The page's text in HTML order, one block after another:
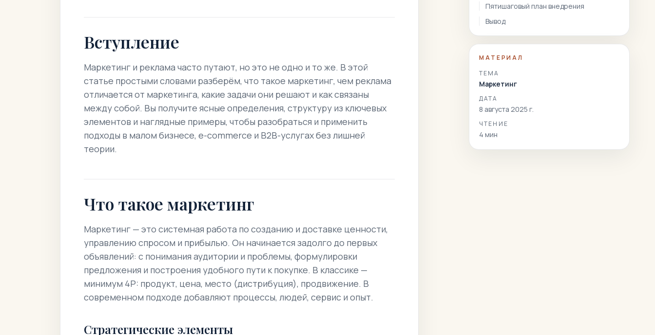
Вступление
Маркетинг и реклама часто путают, но это не одно и то же. В этой
статье простыми словами разберём, что такое маркетинг, чем реклама
отличается от маркетинга, какие задачи они решают и как связаны
между собой. Вы получите ясные определения, структуру из ключевых
элементов и наглядные примеры, чтобы разобраться и применить
подходы в малом бизнесе, e-commerce и B2B-услугах без лишней
теории.
Что такое маркетинг
Маркетинг — это системная работа по созданию и доставке ценности,
управлению спросом и прибылью. Он начинается задолго до первых
объявлений: с понимания аудитории и проблемы, формулировки
предложения и построения удобного пути к покупке. В классике —
минимум 4P: продукт, цена, место (дистрибуция), продвижение. В
современном подходе добавляют процессы, людей, сервис и опыт.
Стратегические элементы
Пятишаговый план внедрения
Вывод
МАТЕРИАЛ
ТЕМА
Маркетинг
ДАТА
8 августа 2025 г.
ЧТЕНИЕ
4 мин